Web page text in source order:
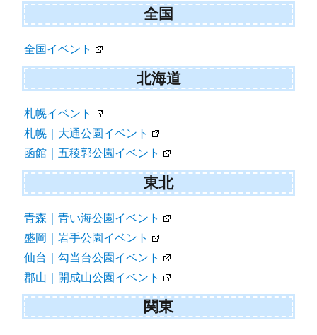
全国
全国イベント
北海道
札幌イベント
札幌｜大通公園イベント
函館｜五稜郭公園イベント
東北
青森｜青い海公園イベント
盛岡｜岩手公園イベント
仙台｜勾当台公園イベント
郡山｜開成山公園イベント
関東